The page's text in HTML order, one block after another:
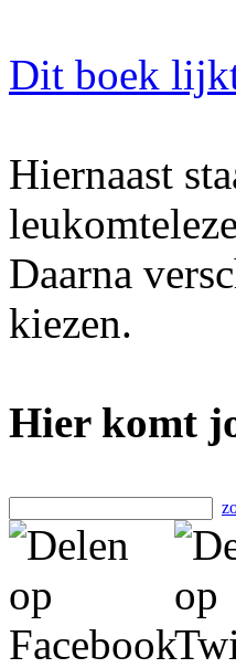
Dit boek
Hiernaast
Daarna
kiezen.
Hier komt